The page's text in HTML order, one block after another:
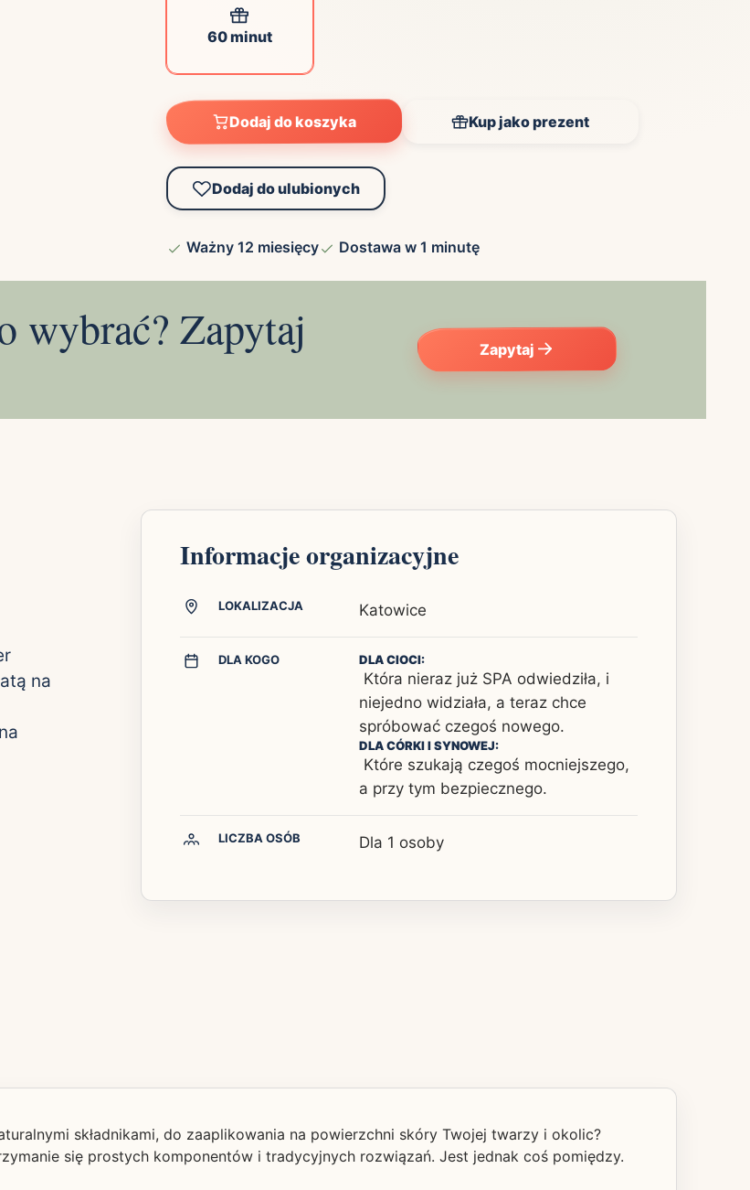
60 minut
Dodaj do koszyka Kup jako prezent
Dodaj do ulubionych
Ważny 12 miesięcy Dostawa w 1 minutę
wybrać? Zapytaj Zapytaj
na
Informacje organizacyjne
LOKALIZACJA Katowice
DLA KOGO DLA CIOCI:
Która nieraz już SPA odwiedziła, i
niejedno widziała, a teraz chce
spróbować czegoś nowego.
DLA CÓRKI I SYNOWEJ:
Które szukają czegoś mocniejszego,
a przy tym bezpiecznego.
LICZBA OSÓB Dla 1 osoby
składnikami, do zaaplikowania na powierzchni skóry Twojej twarzy i okolic?
się prostych komponentów i tradycyjnych rozwiązań. Jest jednak coś pomiędzy.